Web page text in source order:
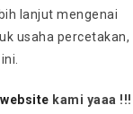
lanjut mengenai
usaha percetakan,
website kami yaaa !!!